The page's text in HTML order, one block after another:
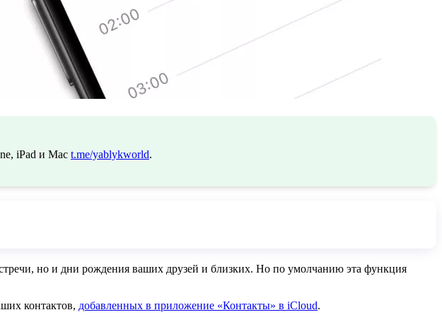
iPad и Mac t.me/yablykworld.
но и дни рождения ваших друзей и близких. Но по умолчанию эта функция
контактов, добавленных в приложение «Контакты» в iCloud.